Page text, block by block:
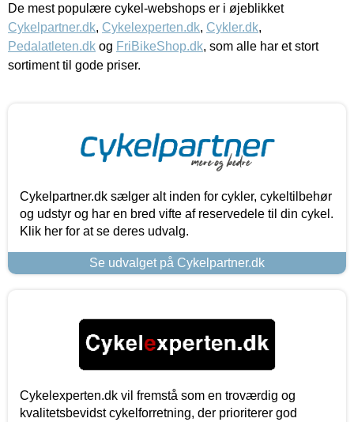
De mest populære cykel-webshops er i øjeblikket
Cykelpartner.dk, Cykelexperten.dk, Cykler.dk,
Pedalatleten.dk og FriBikeShop.dk, som alle har et stort
sortiment til gode priser.
Cykelpartner.dk sælger alt inden for cykler, cykeltilbehør
og udstyr og har en bred vifte af reservedele til din cykel.
Klik her for at se deres udvalg.
Se udvalget på Cykelpartner.dk
Cykelexperten.dk vil fremstå som en troværdig og
kvalitetsbevidst cykelforretning, der prioriterer god